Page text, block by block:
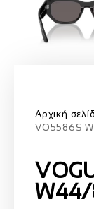
Αρχική
VO5586S